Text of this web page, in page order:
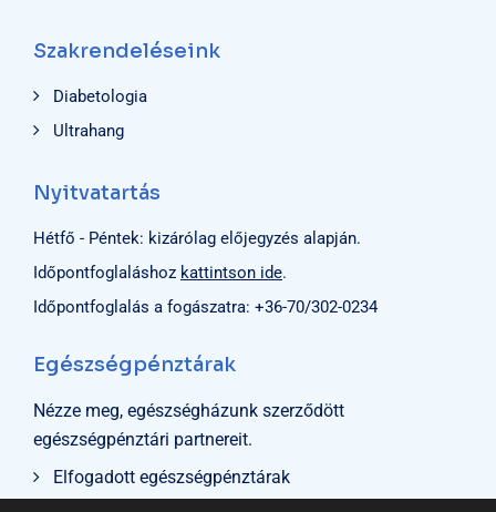
Szakrendeléseink
Diabetologia
Ultrahang
Nyitvatartás
Hétfő - Péntek: kizárólag előjegyzés alapján.
Időpontfoglaláshoz kattintson ide.
Időpontfoglalás a fogászatra: +36-70/302-0234
Egészségpénztárak
Nézze meg, egészségházunk szerződött
egészségpénztári partnereit.
Elfogadott egészségpénztárak